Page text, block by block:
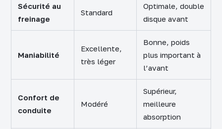
Sécurité au
freinage
Standard
Optimale, double
disque avant
Maniabilité
Excellente,
très léger
Bonne, poids
plus important à
l’avant
Confort de
conduite
Modéré
Supérieur,
meilleure
absorption